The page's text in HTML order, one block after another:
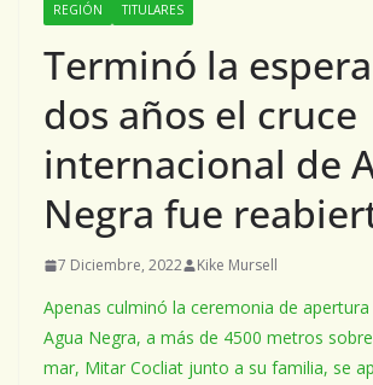
REGIÓN TITULARES
Terminó la
dos años el cruce
internacional de
Negra fue
7 Diciembre, 2022 Kike Mursell
Apenas culminó la ceremonia de
Agua Negra, a más de 4500 metros
mar, Mitar Cocliat junto a su familia, se